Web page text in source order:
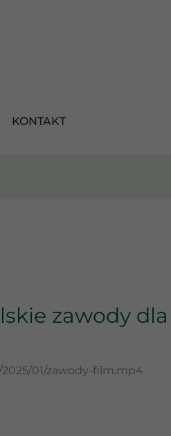
KONTAKT
zawody
01/zawody-film.mp4